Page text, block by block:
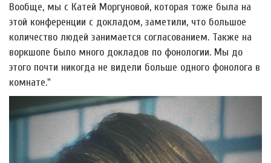
Вообще, мы с Катей Моргуновой, которая тоже была на
этой конференции с докладом, заметили, что большое
количество людей занимается согласованием. Также на
воркшопе было много докладов по фонологии. Мы до
этого почти никогда не видели больше одного фонолога в
комнате."